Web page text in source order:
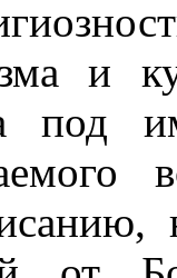
и
под